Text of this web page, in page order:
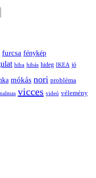
furcsa fénykép
hiba hibás hideg IKEA jó
mókás nori probléma
vicces videó vélemény